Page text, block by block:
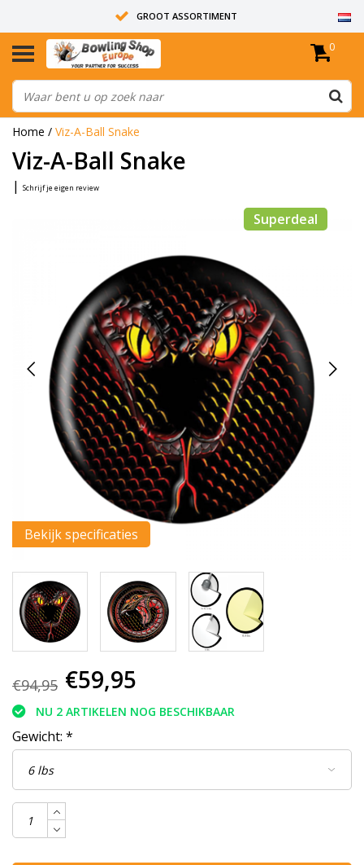
GROOT ASSORTIMENT
14 DAGEN RETOUR RECHT
ALLE BOWLINGBALLEN ZIJN ONGEBOORD
0
Home / Viz-A-Ball Snake
Viz-A-Ball Snake
| Schrijf je eigen review
Superdeal
Bekijk specificaties
€94,95 €59,95
NU 2 ARTIKELEN NOG BESCHIKBAAR
Gewicht: *